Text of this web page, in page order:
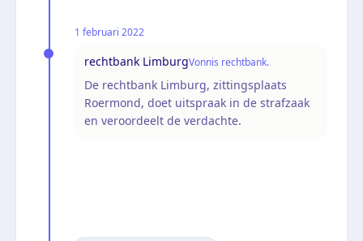
1 februari 2022
rechtbank LimburgVonnis rechtbank.
De rechtbank Limburg, zittingsplaats
Roermond, doet uitspraak in de strafzaak
en veroordeelt de verdachte.